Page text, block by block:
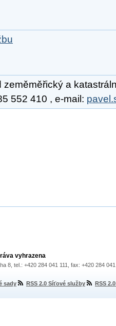
zeměměřický a
552 410 , e-mail:
vyhrazena
8, tel.: +420 284 041 111, fax: +420 284
sady RSS 2.0 Síťové služby RSS